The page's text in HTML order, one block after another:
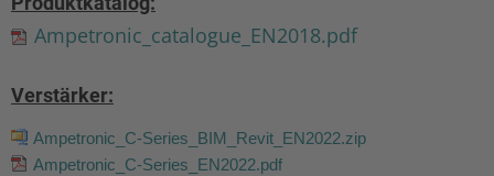
Ampetronic_catalogue_EN2018.pdf
Verstärker:
Ampetronic_C-Series_BIM_Revit_EN2022.zip
Ampetronic_C-Series_EN2022.pdf